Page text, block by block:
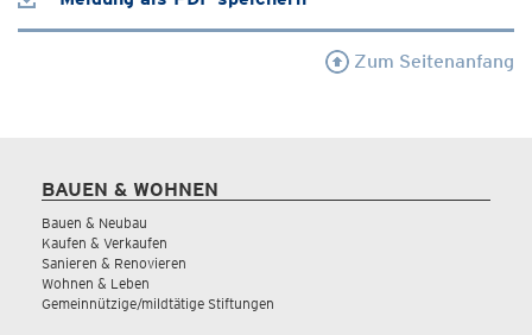
Zum Seitenanfang
BAUEN & WOHNEN
Bauen & Neubau
Kaufen & Verkaufen
Sanieren & Renovieren
Wohnen & Leben
Gemeinnützige/mildtätige Stiftungen